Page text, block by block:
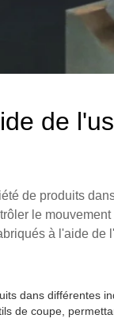
de
de produits
le
à l'aide de
dans différentes
de coupe,